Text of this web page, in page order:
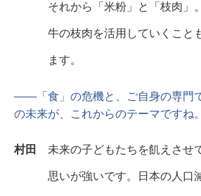
それから「米粉」と「枝肉」
牛の枝肉を活用していくこと
ます。
――「食」の危機と、ご自身の専門
の未来が、これからのテーマですね。
村田 未来の子どもたちを飢えさせ
思いが強いです。日本の人口